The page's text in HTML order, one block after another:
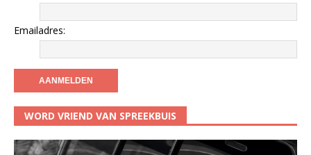
Emailadres:
WORD VRIEND VAN SPREEKBUIS